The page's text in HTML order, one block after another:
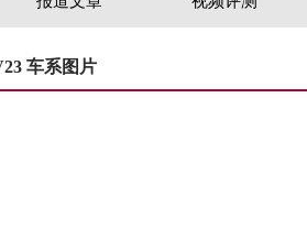
车系图片